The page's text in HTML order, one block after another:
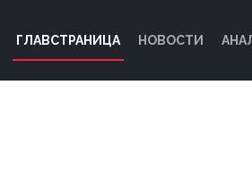
ГЛАВСТРАНИЦА НОВОСТИ